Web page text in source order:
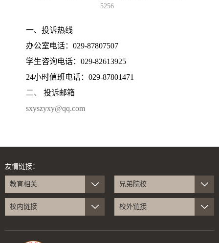
5256
一、投诉热线
办公室电话：029-87807507
学生咨询电话：029-82613925
24小时值班电话：029-87801471
二、 投诉邮箱
sxyszyxy@qq.com
友情链接：
教育相关 兄弟院校
校内链接 校外链接